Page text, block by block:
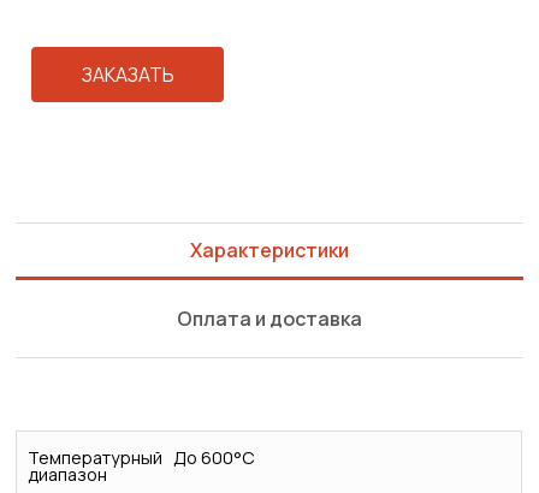
ЗАКАЗАТЬ
Характеристики
Оплата и доставка
Температурный
диапазон
До 600°С